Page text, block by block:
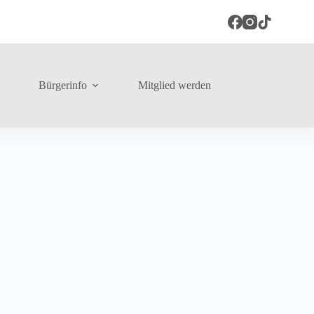
Bürgerinfo Mitglied werden